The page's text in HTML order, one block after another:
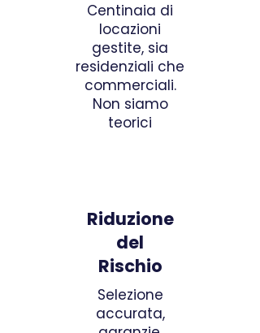
Centinaia di
locazioni
gestite, sia
residenziali che
commerciali.
Non siamo
teorici
Riduzione
del
Rischio
Selezione
accurata,